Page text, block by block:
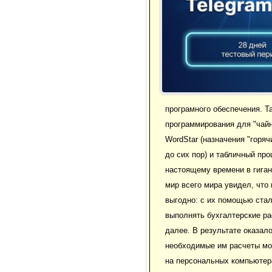
програмного обеспечения.
программирования для
WordStar (назначения
до сих пор) и табличный
настоящему времени в
мир всего мира увидел,
выгодно: с их помощью
выполнять бухгалтерские
далее. В результате
необходимые им расчеты
на персональных